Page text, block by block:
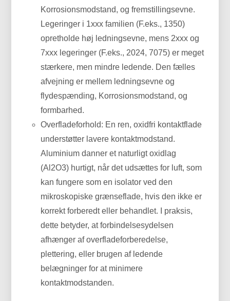
Korrosionsmodstand, og fremstillingsevne.
Legeringer i 1xxx familien (F.eks., 1350)
opretholde høj ledningsevne, mens 2xxx og
7xxx legeringer (F.eks., 2024, 7075) er meget
stærkere, men mindre ledende. Den fælles
afvejning er mellem ledningsevne og
flydespænding, Korrosionsmodstand, og
formbarhed.
Overfladeforhold: En ren, oxidfri kontaktflade
understøtter lavere kontaktmodstand.
Aluminium danner et naturligt oxidlag
(Al2O3) hurtigt, når det udsættes for luft, som
kan fungere som en isolator ved den
mikroskopiske grænseflade, hvis den ikke er
korrekt forberedt eller behandlet. I praksis,
dette betyder, at forbindelsesydelsen
afhænger af overfladeforberedelse,
plettering, eller brugen af ​​ledende
belægninger for at minimere
kontaktmodstanden.